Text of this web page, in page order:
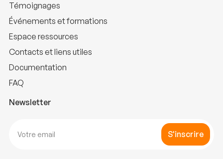
Témoignages
Événements et formations
Espace ressources
Contacts et liens utiles
Documentation
FAQ
Newsletter
S'inscrire